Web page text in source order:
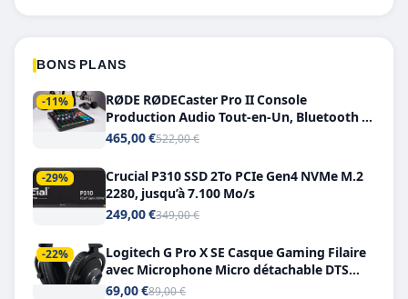
BONS PLANS
-11%
RØDE RØDECaster Pro II Console
Production Audio Tout-en-Un, Bluetooth et
Double USB-C
465,00 €522,00 €
-29%
Crucial P310 SSD 2To PCIe Gen4 NVMe M.2
2280, jusqu’à 7.100 Mo/s
249,00 €349,00 €
-22%
Logitech G Pro X SE Casque Gaming Filaire
avec Microphone Micro détachable DTS
Headphone X 7.1
69,00 €89,00 €